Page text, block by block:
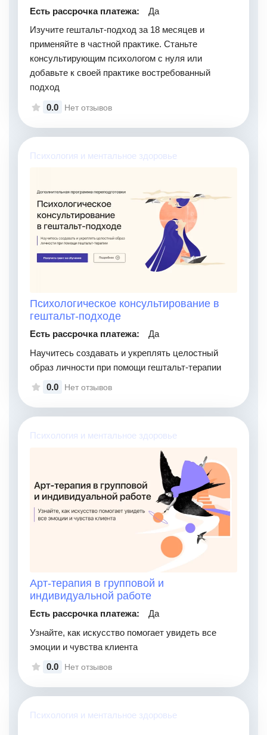
Есть рассрочка платежа:
Да
Изучите гештальт-подход за 18 месяцев и
применяйте в частной практике. Станьте
консультирующим психологом с нуля или
добавьте к своей практике востребованный
подход
0.0
Нет отзывов
Психология и ментальное здоровье
Психологическое консультирование в
гештальт-подходе
Есть рассрочка платежа:
Да
Научитесь создавать и укреплять целостный
образ личности при помощи гештальт-терапии
0.0
Нет отзывов
Психология и ментальное здоровье
Арт-терапия в групповой и
индивидуальной работе
Есть рассрочка платежа:
Да
Узнайте, как искусство помогает увидеть все
эмоции и чувства клиента
0.0
Нет отзывов
Психология и ментальное здоровье